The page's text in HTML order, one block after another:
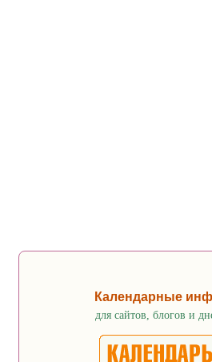
Календарные
для сайтов, блогов и